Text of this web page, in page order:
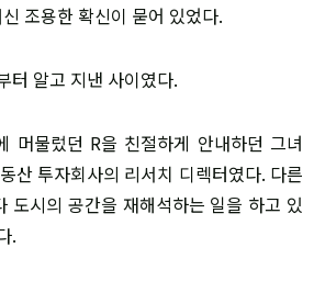
조용한 확신이 묻어 있었다.
터 알고 지낸 사이였다.
머물렀던 R을 친절하게 안내하던 그녀
산 투자회사의 리서치 디렉터였다. 다른
도시의 공간을 재해석하는 일을 하고 있
.